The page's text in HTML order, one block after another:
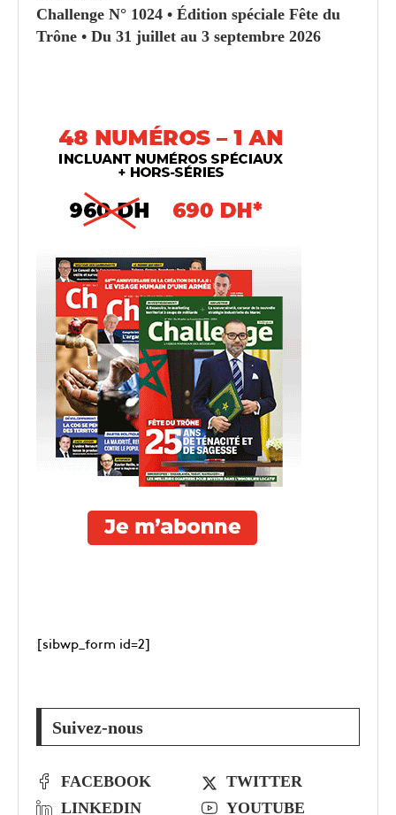
Challenge N° 1024 • Édition spéciale Fête du
Trône • Du 31 juillet au 3 septembre 2026
[sibwp_form id=2]
Suivez-nous
FACEBOOK
TWITTER
LINKEDIN
YOUTUBE